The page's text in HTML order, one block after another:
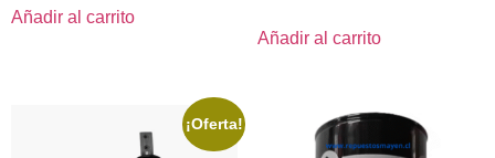
Añadir al carrito
Añadir al carrito
¡Oferta!